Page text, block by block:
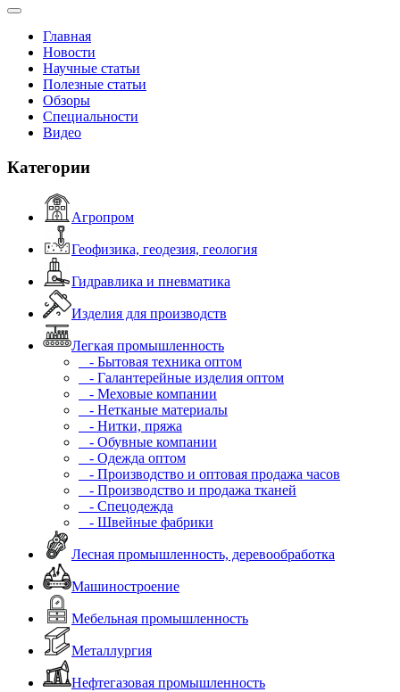
Главная
Новости
Научные статьи
Полезные статьи
Обзоры
Специальности
Видео
Категории
Агропром
Геофизика, геодезия, геология
Гидравлика и пневматика
Изделия для производств
Легкая промышленность
- Бытовая техника оптом
- Галантерейные изделия оптом
- Меховые компании
- Нетканые материалы
- Нитки, пряжа
- Обувные компании
- Одежда оптом
- Производство и оптовая продажа часов
- Производство и продажа тканей
- Спецодежда
- Швейные фабрики
Лесная промышленность, деревообработка
Машиностроение
Мебельная промышленность
Металлургия
Нефтегазовая промышленность